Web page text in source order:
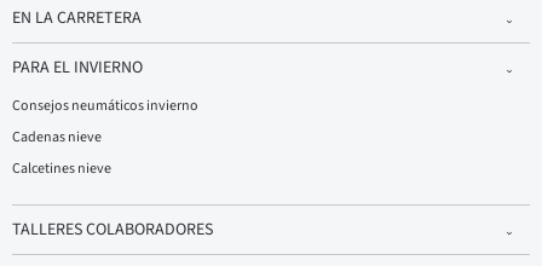
EN LA CARRETERA
PARA EL INVIERNO
Consejos neumáticos invierno
Cadenas nieve
Calcetines nieve
TALLERES COLABORADORES